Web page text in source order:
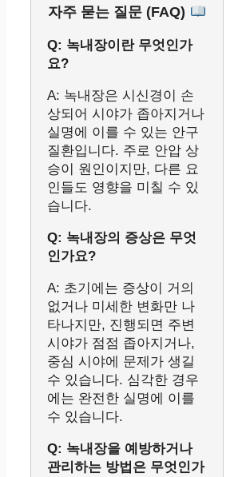
자주 묻는 질문 (FAQ)
Q: 녹내장이란 무엇인가
요?
A: 녹내장은 시신경이 손
상되어 시야가 좁아지거나
실명에 이를 수 있는 안구
질환입니다. 주로 안압 상
승이 원인이지만, 다른 요
인들도 영향을 미칠 수 있
습니다.
Q: 녹내장의 증상은 무엇
인가요?
A: 초기에는 증상이 거의
없거나 미세한 변화만 나
타나지만, 진행되면 주변
시야가 점점 좁아지거나,
중심 시야에 문제가 생길
수 있습니다. 심각한 경우
에는 완전한 실명에 이를
수 있습니다.
Q: 녹내장을 예방하거나
관리하는 방법은 무엇인가